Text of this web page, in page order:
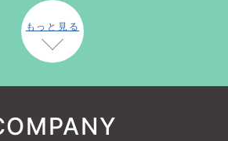
もっと見る